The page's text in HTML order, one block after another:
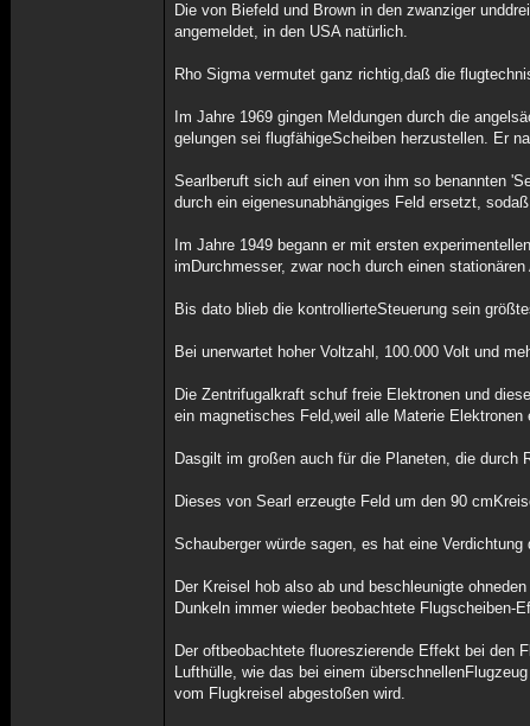
Die von Biefeld und Brown in den zwanziger
angemeldet, in den USA natürlich.
Rho Sigma vermutet ganz richtig,daß die
Im Jahre 1969 gingen Meldungen durch die
gelungen sei flugfähigeScheiben herzustellen. Er
Searlberuft sich auf einen von ihm so benannten
durch ein eigenesunabhängiges Feld ersetzt,
Im Jahre 1949 begann er mit ersten
imDurchmesser, zwar noch durch einen
Bis dato blieb die kontrollierteSteuerung sein
Bei unerwartet hoher Voltzahl, 100.000 Volt und
Die Zentrifugalkraft schuf freie Elektronen und
ein magnetisches Feld,weil alle Materie
Dasgilt im großen auch für die Planeten, die durch
Dieses von Searl erzeugte Feld um den 90
Schauberger würde sagen, es hat eine
Der Kreisel hob also ab und beschleunigte
Dunkeln immer wieder beobachtete Flugscheiben-
Der oftbeobachtete fluoreszierende Effekt bei den
Lufthülle, wie das bei einem
vom Flugkreisel abgestoßen wird.